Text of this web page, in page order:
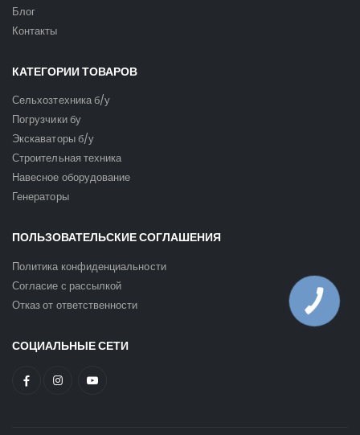
Блог
Контакты
КАТЕГОРИИ ТОВАРОВ
Сельхозтехника б/у
Погрузчики бу
Экскаваторы б/у
Строительная техника
Навесное оборудование
Генераторы
ПОЛЬЗОВАТЕЛЬСКИЕ СОГЛАШЕНИЯ
Политика конфиденциальности
Согласие с рассылкой
Отказ от ответственности
СОЦИАЛЬНЫЕ СЕТИ
КНОПКА
ЗВ'ЯЗКУ